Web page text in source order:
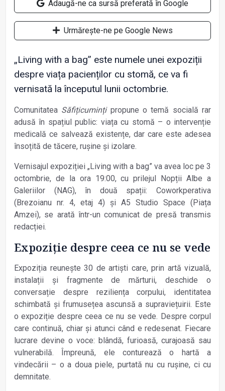
Adaugă-ne ca sursă preferată în Google
Urmărește-ne pe Google News
„Living with a bag” este numele unei expoziții
despre viața pacienților cu stomă, ce va fi
vernisată la începutul lunii octombrie.
Comunitatea Săfițicuminți propune o temă socială rar
adusă în spațiul public: viața cu stomă – o intervenție
medicală ce salvează existențe, dar care este adesea
însoțită de tăcere, rușine și izolare.
Vernisajul expoziției „Living with a bag” va avea loc pe 3
octombrie, de la ora 19:00, cu prilejul Nopții Albe a
Galeriilor (NAG), în două spații: Coworkperativa
(Brezoianu nr. 4, etaj 4) și A5 Studio Space (Piața
Amzei), se arată într-un comunicat de presă transmis
redacției.
Expoziție despre ceea ce nu se vede
Expoziția reunește 30 de artiști care, prin artă vizuală,
instalații și fragmente de mărturii, deschide o
conversație despre reziliența corpului, identitatea
schimbată și frumusețea ascunsă a supraviețuirii. Este
o expoziție despre ceea ce nu se vede. Despre corpul
care continuă, chiar și atunci când e redesenat. Fiecare
lucrare devine o voce: blândă, furioasă, curajoasă sau
vulnerabilă. Împreună, ele conturează o hartă a
vindecării – o a doua piele, purtată nu cu rușine, ci cu
demnitate.